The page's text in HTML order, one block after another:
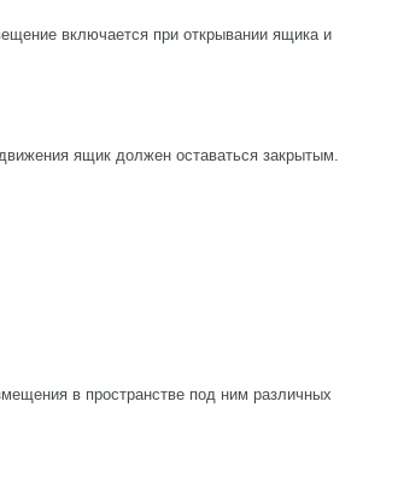
включается при открывании ящика и
ящик должен оставаться закрытым.
в пространстве под ним различных